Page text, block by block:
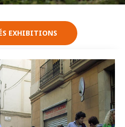
EXHIBITIONS